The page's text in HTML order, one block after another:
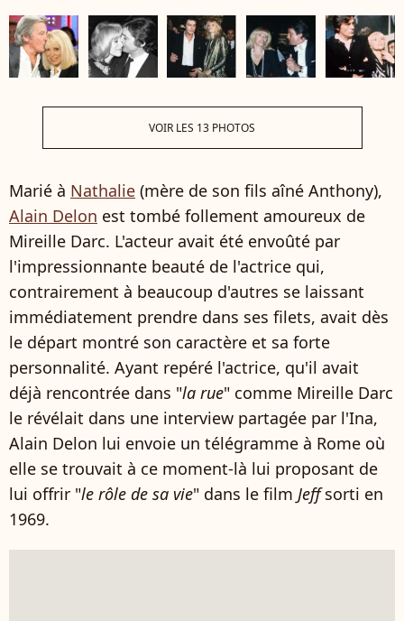
VOIR LES 13 PHOTOS
Marié à Nathalie (mère de son fils aîné Anthony),
Alain Delon est tombé follement amoureux de
Mireille Darc. L'acteur avait été envoûté par
l'impressionnante beauté de l'actrice qui,
contrairement à beaucoup d'autres se laissant
immédiatement prendre dans ses filets, avait dès
le départ montré son caractère et sa forte
personnalité. Ayant repéré l'actrice, qu'il avait
déjà rencontrée dans "la rue" comme Mireille Darc
le révélait dans une interview partagée par l'Ina,
Alain Delon lui envoie un télégramme à Rome où
elle se trouvait à ce moment-là lui proposant de
lui offrir "le rôle de sa vie" dans le film Jeffsorti en
1969.